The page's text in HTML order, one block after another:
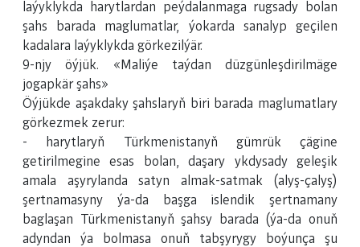
laýyklykda harytlardan peýdalanmaga rugsady bolan
şahs barada maglumatlar, ýokarda sanalyp geçilen
kadalara laýyklykda görkezilýär.
9-njy öýjük. «Maliýe taýdan düzgünleşdirilmäge
jogapkär şahs»
Öýjükde aşakdaky şahslaryň biri barada maglumatlary
görkezmek zerur:
- harytlaryň Türkmenistanyň gümrük çägine
getirilmegine esas bolan, daşary ykdysady geleşik
amala aşyrylanda satyn almak-satmak (alyş-çalyş)
şertnamasyny ýa-da başga islendik şertnamany
baglaşan Türkmenistanyň şahsy barada (ýa-da onuň
adyndan ýa bolmasa onuň tabşyrygy boýunça şu